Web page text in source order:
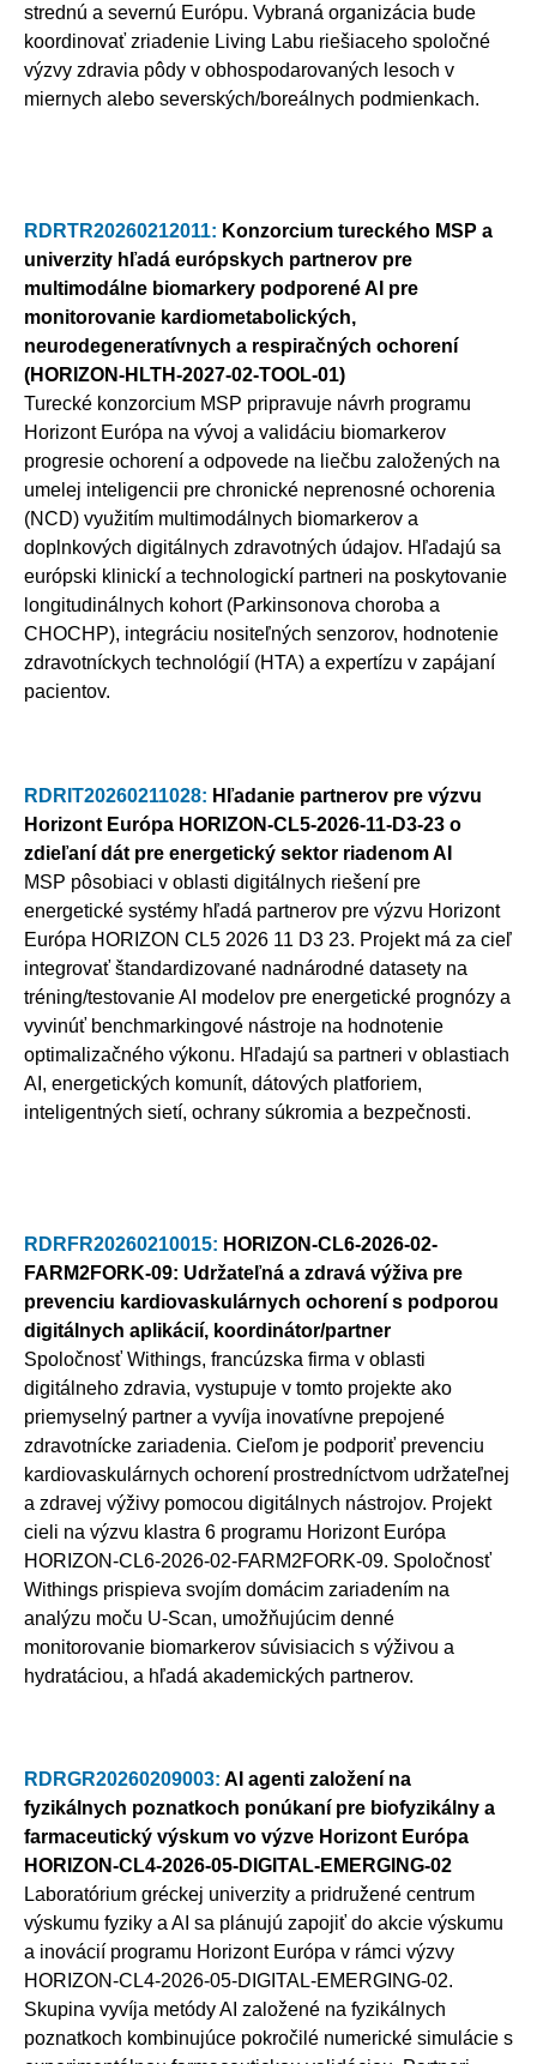
strednú a severnú Európu. Vybraná organizácia bude
koordinovať zriadenie Living Labu riešiaceho spoločné
výzvy zdravia pôdy v obhospodarovaných lesoch v
miernych alebo severských/boreálnych podmienkach.
RDRTR20260212011: Konzorcium tureckého MSP a
univerzity hľadá európskych partnerov pre
multimodálne biomarkery podporené AI pre
monitorovanie kardiometabolických,
neurodegeneratívnych a respiračných ochorení
(HORIZON-HLTH-2027-02-TOOL-01)
Turecké konzorcium MSP pripravuje návrh programu
Horizont Európa na vývoj a validáciu biomarkerov
progresie ochorení a odpovede na liečbu založených na
umelej inteligencii pre chronické neprenosné ochorenia
(NCD) využitím multimodálnych biomarkerov a
doplnkových digitálnych zdravotných údajov. Hľadajú sa
európski klinickí a technologickí partneri na poskytovanie
longitudinálnych kohort (Parkinsonova choroba a
CHOCHP), integráciu nositeľných senzorov, hodnotenie
zdravotníckych technológií (HTA) a expertízu v zapájaní
pacientov.
RDRIT20260211028: Hľadanie partnerov pre výzvu
Horizont Európa HORIZON-CL5-2026-11-D3-23 o
zdieľaní dát pre energetický sektor riadenom AI
MSP pôsobiaci v oblasti digitálnych riešení pre
energetické systémy hľadá partnerov pre výzvu Horizont
Európa HORIZON CL5 2026 11 D3 23. Projekt má za cieľ
integrovať štandardizované nadnárodné datasety na
tréning/testovanie AI modelov pre energetické prognózy a
vyvinúť benchmarkingové nástroje na hodnotenie
optimalizačného výkonu. Hľadajú sa partneri v oblastiach
AI, energetických komunít, dátových platforiem,
inteligentných sietí, ochrany súkromia a bezpečnosti.
RDRFR20260210015: HORIZON-CL6-2026-02-
FARM2FORK-09: Udržateľná a zdravá výživa pre
prevenciu kardiovaskulárnych ochorení s podporou
digitálnych aplikácií, koordinátor/partner
Spoločnosť Withings, francúzska firma v oblasti
digitálneho zdravia, vystupuje v tomto projekte ako
priemyselný partner a vyvíja inovatívne prepojené
zdravotnícke zariadenia. Cieľom je podporiť prevenciu
kardiovaskulárnych ochorení prostredníctvom udržateľnej
a zdravej výživy pomocou digitálnych nástrojov. Projekt
cieli na výzvu klastra 6 programu Horizont Európa
HORIZON-CL6-2026-02-FARM2FORK-09. Spoločnosť
Withings prispieva svojím domácim zariadením na
analýzu moču U-Scan, umožňujúcim denné
monitorovanie biomarkerov súvisiacich s výživou a
hydratáciou, a hľadá akademických partnerov.
RDRGR20260209003: AI agenti založení na
fyzikálnych poznatkoch ponúkaní pre biofyzikálny a
farmaceutický výskum vo výzve Horizont Európa
HORIZON-CL4-2026-05-DIGITAL-EMERGING-02
Laboratórium gréckej univerzity a pridružené centrum
výskumu fyziky a AI sa plánujú zapojiť do akcie výskumu
a inovácií programu Horizont Európa v rámci výzvy
HORIZON-CL4-2026-05-DIGITAL-EMERGING-02.
Skupina vyvíja metódy AI založené na fyzikálnych
poznatkoch kombinujúce pokročilé numerické simulácie s